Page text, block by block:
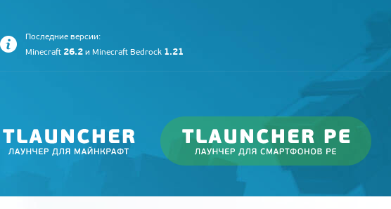
Последние версии:
Minecraft 26.2 и Minecraft Bedrock 1.21